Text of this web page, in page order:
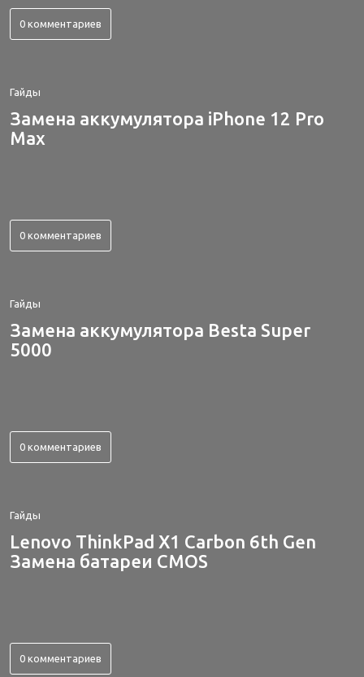
0 комментариев
Гайды
Замена аккумулятора iPhone 12 Pro
Max
0 комментариев
Гайды
Замена аккумулятора Besta Super
5000
0 комментариев
Гайды
Lenovo ThinkPad X1 Carbon 6th Gen
Замена батареи CMOS
0 комментариев